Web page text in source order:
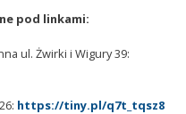
pod linkami:
ul. Żwirki i Wigury 39:
https://tiny.pl/q7t_tqsz8